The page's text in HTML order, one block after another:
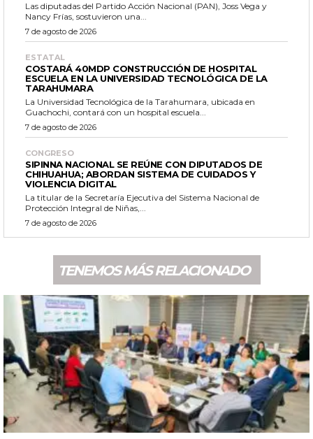
Las diputadas del Partido Acción Nacional (PAN), Joss Vega y
Nancy Frías, sostuvieron una...
7 de agosto de 2026
ESTATAL
COSTARÁ 40MDP CONSTRUCCIÓN DE HOSPITAL
ESCUELA EN LA UNIVERSIDAD TECNOLÓGICA DE LA
TARAHUMARA
La Universidad Tecnológica de la Tarahumara, ubicada en
Guachochi, contará con un hospital escuela...
7 de agosto de 2026
CONGRESO
SIPINNA NACIONAL SE REÚNE CON DIPUTADOS DE
CHIHUAHUA; ABORDAN SISTEMA DE CUIDADOS Y
VIOLENCIA DIGITAL
La titular de la Secretaría Ejecutiva del Sistema Nacional de
Protección Integral de Niñas,...
7 de agosto de 2026
TENEMOS MÁS RELACIONADO